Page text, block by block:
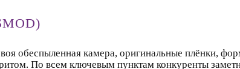
обеспыленная камера, оригинальные плёнки,
По всем ключевым пунктам конкуренты